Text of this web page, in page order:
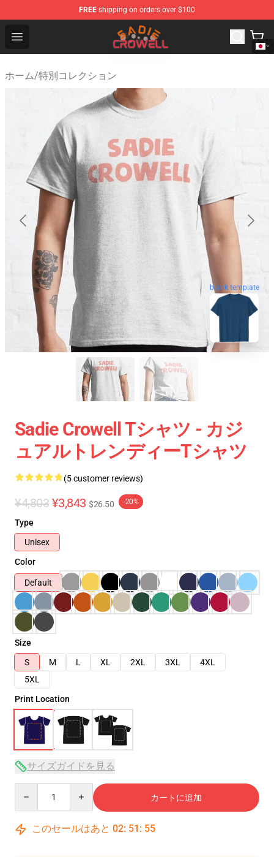
FREE shipping on orders over $100
Open menu
Sadie Crowell Store - Official Sadie Crowell Merchandise
ホーム/特別コレクション
blank template
Sadie Crowell Tシャツ - カジ
ュアルトレンディーTシャツ
(5 customer reviews)
¥4,803 ¥3,843 $26.50 -20%
Type
Unisex
Color
Default
Size
S
M L XL 2XL 3XL
4XL
5XL
Print Location
サイズガイドを見る
カートに追加
このセールはあと 02: 51 : 54